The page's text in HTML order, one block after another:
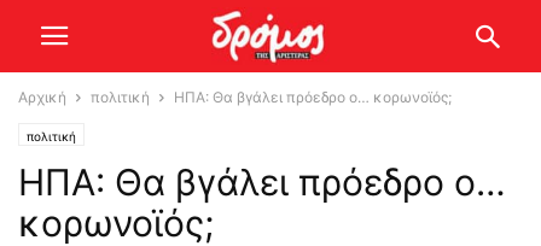
Αρχική πολιτική ΗΠΑ: Θα βγάλει πρόεδρο ο… κορωνοϊός;
πολιτική
ΗΠΑ: Θα βγάλει πρόεδρο ο…
κορωνοϊός;